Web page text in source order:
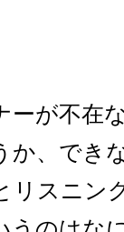
ーが不在
か、でき
リスニン